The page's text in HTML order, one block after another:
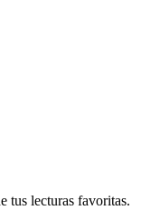
tus lecturas favoritas.